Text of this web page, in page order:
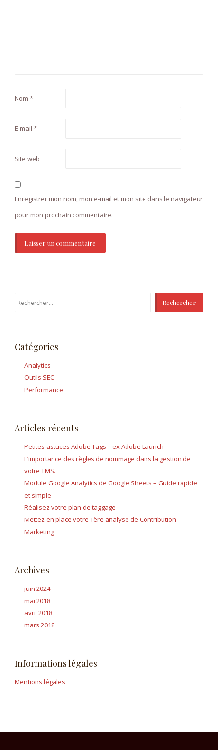
Nom *
E-mail *
Site web
Enregistrer mon nom, mon e-mail et mon site dans le navigateur
pour mon prochain commentaire.
Rechercher :
Catégories
Analytics
Outils SEO
Performance
Articles récents
Petites astuces Adobe Tags – ex Adobe Launch
L’importance des règles de nommage dans la gestion de
votre TMS.
Module Google Analytics de Google Sheets – Guide rapide
et simple
Réalisez votre plan de taggage
Mettez en place votre 1ère analyse de Contribution
Marketing
Archives
juin 2024
mai 2018
avril 2018
mars 2018
Informations légales
Mentions légales